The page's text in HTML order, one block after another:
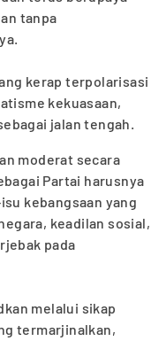
tanpa
kerap terpolarisasi
kekuasaan,
jalan tengah.
moderat secara
Partai harusnya
kebangsaan yang
keadilan sosial,
pada
melalui sikap
termarjinalkan,